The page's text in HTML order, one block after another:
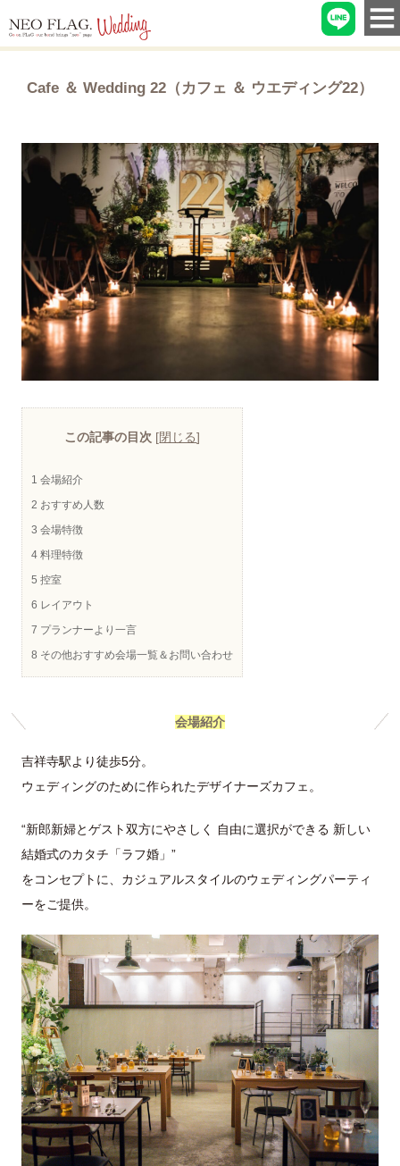
Cafe ＆ Wedding 22（カフェ ＆ ウエディング22）
この記事の目次 [閉じる]
1 会場紹介
2 おすすめ人数
3 会場特徴
4 料理特徴
5 控室
6 レイアウト
7 プランナーより一言
8 その他おすすめ会場一覧＆お問い合わせ
会場紹介
吉祥寺駅より徒歩5分。
ウェディングのために作られたデザイナーズカフェ。
“新郎新婦とゲスト双方にやさしく 自由に選択ができる 新しい
結婚式のカタチ「ラフ婚」”
をコンセプトに、カジュアルスタイルのウェディングパーティ
ーをご提供。